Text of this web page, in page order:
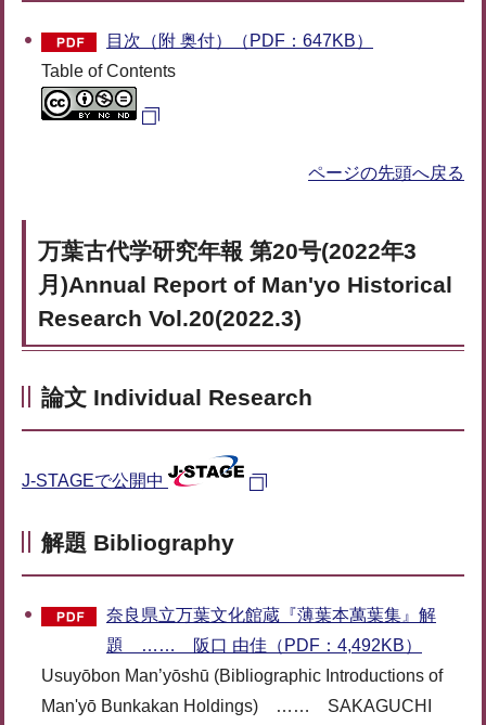
目次（附 奥付）（PDF：647KB）
Table of Contents
ページの先頭へ戻る
万葉古代学研究年報 第20号(2022年3
月)Annual Report of Man'yo Historical
Research Vol.20(2022.3)
論文 Individual Research
J-STAGEで公開中
解題 Bibliography
奈良県立万葉文化館蔵『薄葉本萬葉集』解
題 …… 阪口 由佳（PDF：4,492KB）
Usuyōbon Man’yōshū (Bibliographic Introductions of
Man'yō Bunkakan Holdings) …… SAKAGUCHI